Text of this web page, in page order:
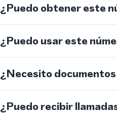
¿Puedo obtener este
¿Puedo usar este
¿Necesito
¿Puedo recibir